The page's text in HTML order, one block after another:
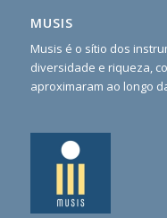
MUSIS
Musis é o sítio dos
diversidade e riqueza,
aproximaram ao longo